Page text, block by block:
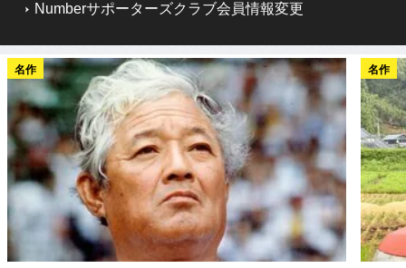
Numberサポーターズクラブ会員情報変更
名作 名作